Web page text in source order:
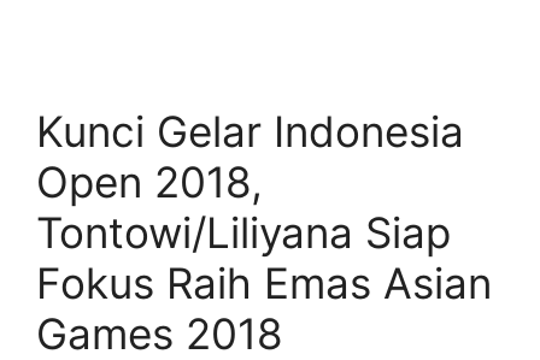
Kunci Gelar Indonesia
Open 2018,
Tontowi/Liliyana Siap
Fokus Raih Emas Asian
Games 2018